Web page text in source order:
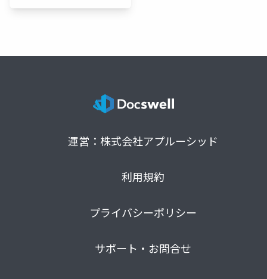
運営：株式会社アプルーシッド
利用規約
プライバシーポリシー
サポート・お問合せ